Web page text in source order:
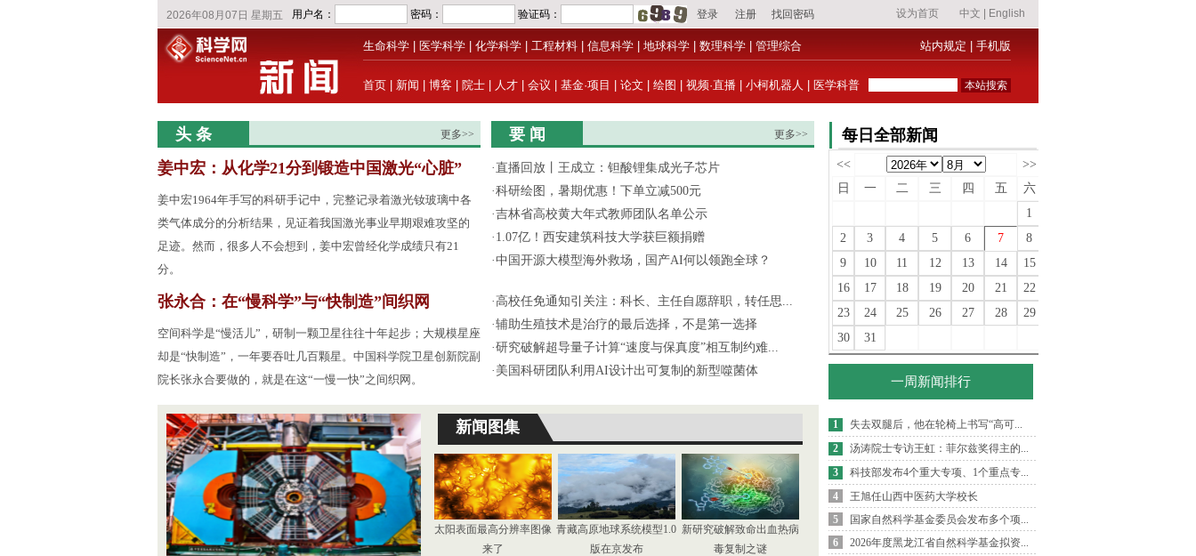
生命科学 医学科学 化学科学 工程材料 信息科学 地球科学 数理科学 管理综合 站内规定 手机版
首页 新闻 博客 院士 人才 会议 基金·项目 论文 绘图 视频·直播 小柯机器人 医学科普
头 条 更多>>
姜中宏：从化学21分到锻造中国激光“心脏”
姜中宏1964年手写的科研手记中，完整记录着激光钕玻璃中各
类气体成分的分析结果，见证着我国激光事业早期艰难攻坚的
足迹。然而，很多人不会想到，姜中宏曾经化学成绩只有21
分。
张永合：在“慢科学”与“快制造”间织网
空间科学是“慢活儿”，研制一颗卫星往往十年起步；大规模星座
却是“快制造”，一年要吞吐几百颗星。中国科学院卫星创新院副
院长张永合要做的，就是在这“一慢一快”之间织网。
要 闻 更多>>
·直播回放丨王成立：钽酸锂集成光子芯片
·科研绘图，暑期优惠！下单立减500元
·吉林省高校黄大年式教师团队名单公示
· 1.07亿！西安建筑科技大学获巨额捐赠
·中国开源大模型海外救场，国产AI何以领跑全球？
· 高校任免通知引关注：科长、主任自愿辞职，转任思...
·辅助生殖技术是治疗的最后选择，不是第一选择
·研究破解超导量子计算“速度与保真度”相互制约难...
· 美国科研团队利用AI设计出可复制的新型噬菌体
新闻图集
太阳表面最高分辨率图像
来了
青藏高原地球系统模型1.0
版在京发布
新研究破解致命出血热病
毒复制之谜
每日全部新闻
<<
>>
日
一 二 三 四 五
六
1
2
3 4 5 6 7
8
9
10 11 12 13 14
15
16
17 18 19 20 21
22
23
24 25 26 27 28
29
30
31
一周新闻排行
1
失去双腿后，他在轮椅上书写“高可...
2
汤涛院士专访王虹：菲尔兹奖得主的...
3
科技部发布4个重大专项、1个重点专...
4
王旭任山西中医药大学校长
5
国家自然科学基金委员会发布多个项...
6
2026年度黑龙江省自然科学基金拟资...